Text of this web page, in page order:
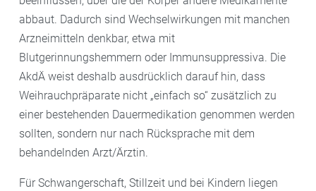
abbaut. Dadurch sind Wechselwirkungen mit manchen
Arzneimitteln denkbar, etwa mit
Blutgerinnungshemmern oder Immunsuppressiva. Die
AkdÄ weist deshalb ausdrücklich darauf hin, dass
Weihrauchpräparate nicht „einfach so“ zusätzlich zu
einer bestehenden Dauermedikation genommen werden
sollten, sondern nur nach Rücksprache mit dem
behandelnden Arzt/Ärztin.
Für Schwangerschaft, Stillzeit und bei Kindern liegen